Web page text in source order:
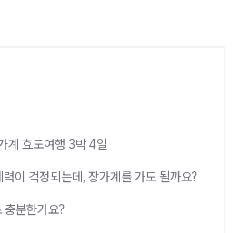
계 효도여행 3박 4일
이 걱정되는데, 장가계를 가도 될까요?
분한가요?